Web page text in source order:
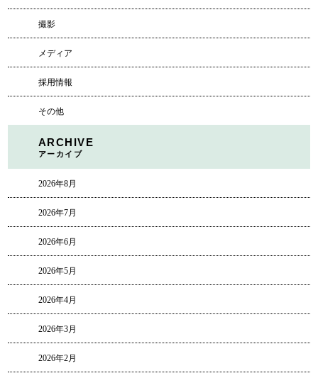
撮影
メディア
採用情報
その他
ARCHIVE
アーカイブ
2026年8月
2026年7月
2026年6月
2026年5月
2026年4月
2026年3月
2026年2月